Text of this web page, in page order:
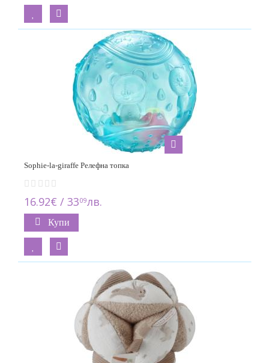
Sophie-la-giraffe Релефна топка
16.92€ / 3309лв.
Купи